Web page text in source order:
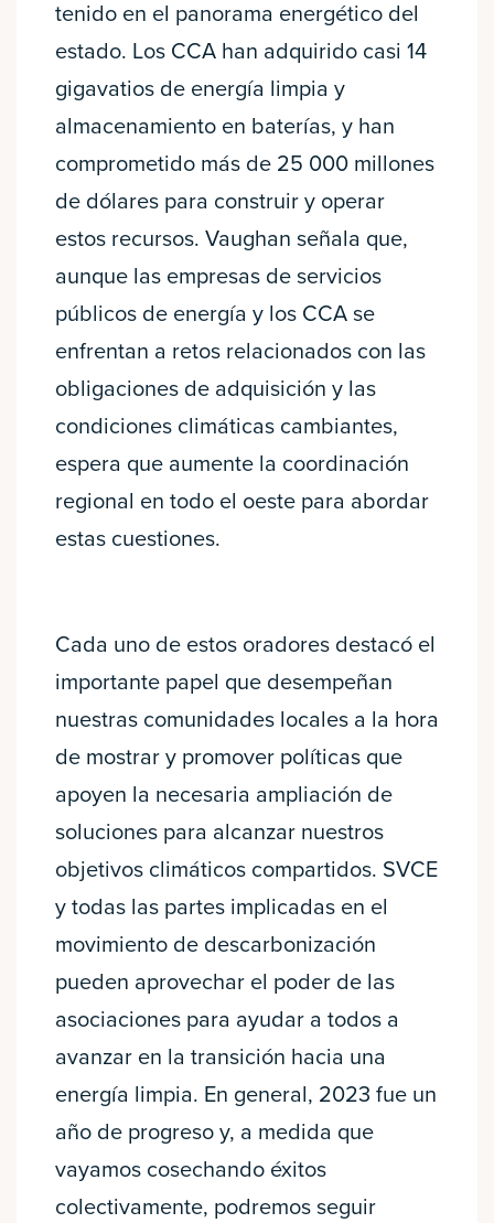
tenido en el panorama energético del
estado. Los CCA han adquirido casi 14
gigavatios de energía limpia y
almacenamiento en baterías, y han
comprometido más de 25 000 millones
de dólares para construir y operar
estos recursos. Vaughan señala que,
aunque las empresas de servicios
públicos de energía y los CCA se
enfrentan a retos relacionados con las
obligaciones de adquisición y las
condiciones climáticas cambiantes,
espera que aumente la coordinación
regional en todo el oeste para abordar
estas cuestiones.
Cada uno de estos oradores destacó el
importante papel que desempeñan
nuestras comunidades locales a la hora
de mostrar y promover políticas que
apoyen la necesaria ampliación de
soluciones para alcanzar nuestros
objetivos climáticos compartidos. SVCE
y todas las partes implicadas en el
movimiento de descarbonización
pueden aprovechar el poder de las
asociaciones para ayudar a todos a
avanzar en la transición hacia una
energía limpia. En general, 2023 fue un
año de progreso y, a medida que
vayamos cosechando éxitos
colectivamente, podremos seguir